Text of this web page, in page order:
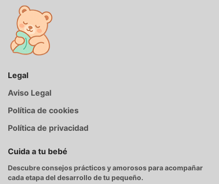
Legal
Aviso Legal
Política de cookies
Política de privacidad
Cuida a tu bebé
Descubre consejos prácticos y amorosos para acompañar
cada etapa del desarrollo de tu pequeño.